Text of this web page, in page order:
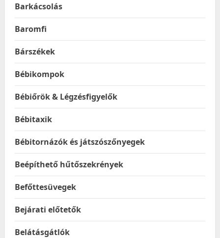
Barkácsolás
Baromfi
Bárszékek
Bébikompok
Bébiőrök & Légzésfigyelők
Bébitaxik
Bébitornázók és játszószőnyegek
Beépíthető hűtőszekrények
Befőttesüvegek
Bejárati előtetők
Belátásgátlók